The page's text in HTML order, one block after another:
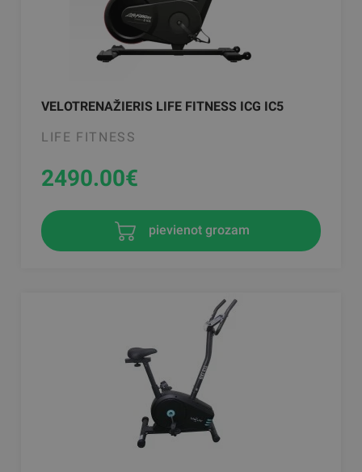
VELOTRENAŽIERIS LIFE FITNESS ICG IC5
LIFE FITNESS
2490.00€
pievienot grozam